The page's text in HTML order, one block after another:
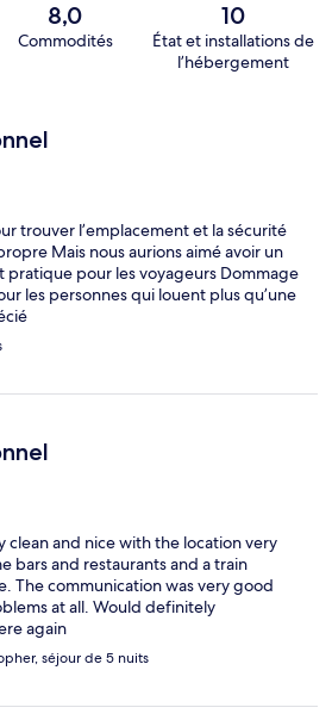
8,0
Commodités
10
État et installations de
l’hébergement
trouver l’emplacement et la sécurité
Mais nous aurions aimé avoir un
pratique pour les voyageurs Dommage
les personnes qui louent plus qu’une
clean and nice with the location very
bars and restaurants and a train
The communication was very good
at all. Would definitely
again
séjour de 5 nuits